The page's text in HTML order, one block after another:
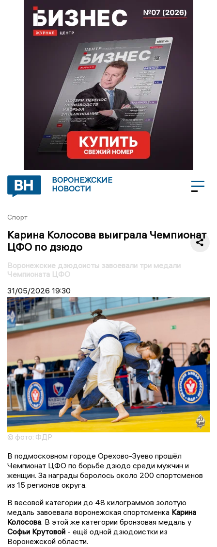
ВОРОНЕЖСКИЕ
НОВОСТИ
Спорт
Карина Колосова выиграла Чемпионат
ЦФО по дзюдо
Воронежские дзюдоисты завоевали три медали
Чемпионата ЦФО
31/05/2026 19:30
© фото: ФДР
В подмосковном городе Орехово-Зуево прошёл
Чемпионат ЦФО по борьбе дзюдо среди мужчин и
женщин. За награды боролось около 200 спортсменов
из 15 регионов округа.
В весовой категории до 48 килограммов золотую
медаль завоевала воронежская спортсменка Карина
Колосова. В этой же категории бронзовая медаль у
Софьи Крутовой - ещё одной дзюдоистки из
Воронежской области.